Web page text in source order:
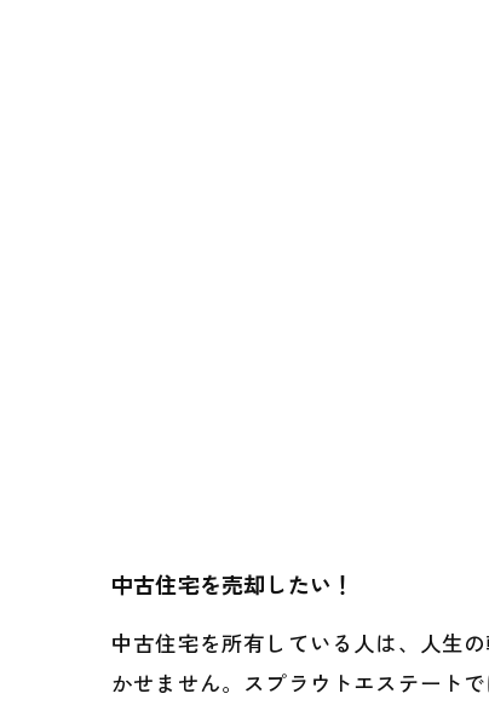
中古住宅を売却したい！
中古住宅を所有している人は、人生
かせません。スプラウトエステート